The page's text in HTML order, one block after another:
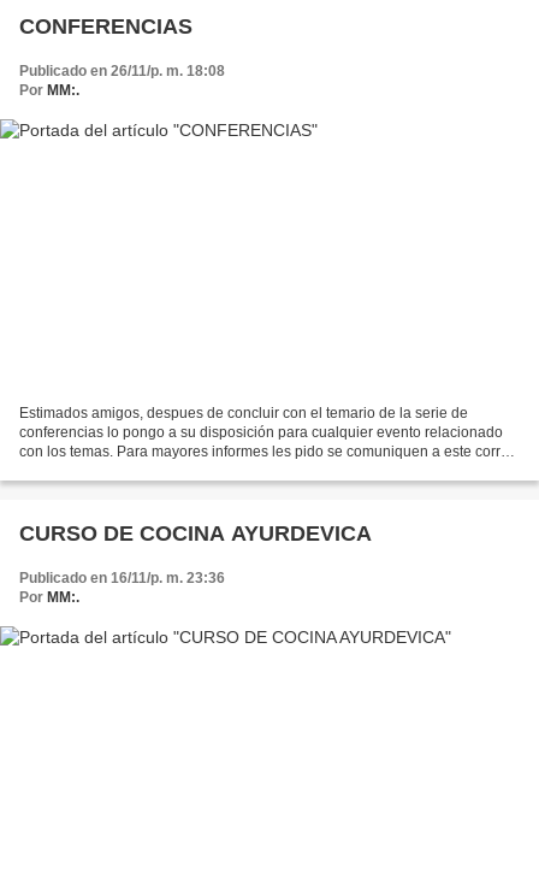
CONFERENCIAS
Publicado en 26/11/p. m. 18:08
Por MM:.
Estimados amigos, despues de concluir con el temario de la serie de
conferencias lo pongo a su disposición para cualquier evento relacionado
con los temas. Para mayores informes les pido se comuniquen a este correo
CURSO DE COCINA AYURDEVICA
Publicado en 16/11/p. m. 23:36
Por MM:.